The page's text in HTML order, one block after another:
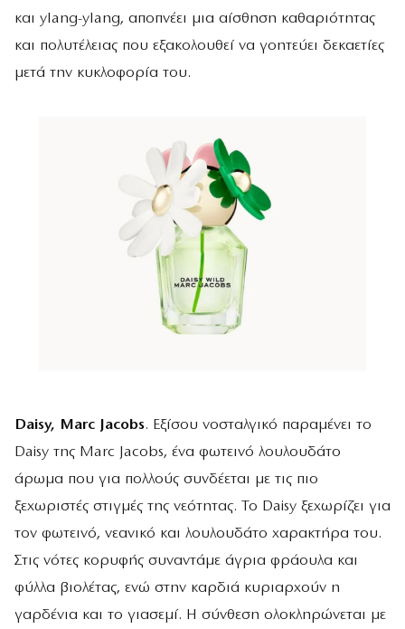
και ylang-ylang, αποπνέει μια αίσθηση καθαριότητας
και πολυτέλειας που εξακολουθεί να γοητεύει δεκαετίες
μετά την κυκλοφορία του.
Daisy, Marc Jacobs. Εξίσου νοσταλγικό παραμένει το
Daisy της Marc Jacobs, ένα φωτεινό λουλουδάτο
άρωμα που για πολλούς συνδέεται με τις πιο
ξεχωριστές στιγμές της νεότητας. Το Daisy ξεχωρίζει για
τον φωτεινό, νεανικό και λουλουδάτο χαρακτήρα του.
Στις νότες κορυφής συναντάμε άγρια φράουλα και
φύλλα βιολέτας, ενώ στην καρδιά κυριαρχούν η
γαρδένια και το γιασεμί. Η σύνθεση ολοκληρώνεται με